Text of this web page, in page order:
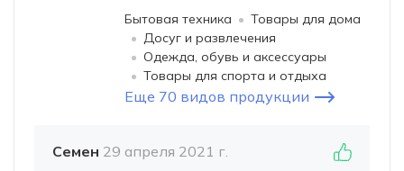
Бытовая техника
Товары для дома
Досуг и развлечения
Одежда, обувь и аксессуары
Товары для спорта и отдыха
Еще 70 видов продукции
Семен 29 апреля 2021 г.